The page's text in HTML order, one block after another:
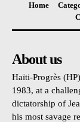
Home
About us
Haïti-Progrès
1983, at a
dictatorship of
his most savage